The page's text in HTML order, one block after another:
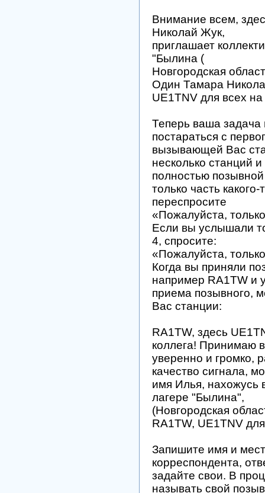
Внимание всем,
Николай Жук,
приглашает
"Былина (
Новгородская
Один Тамара
UE1TNV для всех
Теперь ваша
постараться с
вызывающей Вас
несколько станций
полностью
только часть
переспросите
«Пожалуйста,
Если вы услышали
4, спросите:
«Пожалуйста,
Когда вы приняли
например RA1TW и
приема позывного,
Вас станции:
RA1TW, здесь
коллега! Принимаю
уверенно и громко,
качество сигнала,
имя Илья, нахожусь
лагере "Былина",
(Новгородская
RA1TW, UE1TNV
Запишите имя и
корреспондента,
задайте свои. В
называть свой